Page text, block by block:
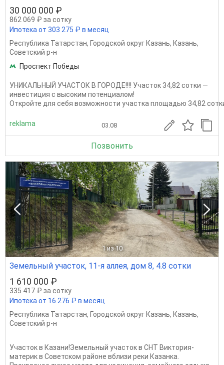
30 000 000 ₽
862 069 ₽ за сотку
Ипотека от 303 275 ₽ в месяц
Республика Татарстан, Городской округ Казань, Казань,
Советский р-н
Проспект Победы
УНИКАЛЬНЫЙ УЧАСТОК В ГОРОДЕ!!!! Участок 34,82 сотки —
инвестиция с высоким потенциалом!
Откройте для себя возможности участка площадью 34,82
reklama 03.08
Позвонить
1 из 10
Земельный участок, 11-я аллея, дом 8, 4.8 сотки
1 610 000 ₽
335 417 ₽ за сотку
Ипотека от 16 276 ₽ в месяц
Республика Татарстан, Городской округ Казань, Казань,
Советский р-н
Участок в Казани!Земельный учaсток в СНТ Виктория-
материк в Советском районе вблизи реки Казанка.